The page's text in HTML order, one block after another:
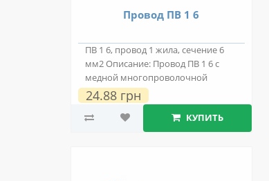
Провод ПВ 1 6
ПВ 1 6, провод 1 жила, сечение 6
мм2 Описание: Провод ПВ 1 6 с
медной многопроволочной
токопроводяще..
24.88 грн
КУПИТЬ